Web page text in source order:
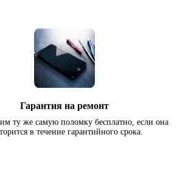
Гарантия на ремонт
ту же самую поломку бесплатно, если она
в течение гарантийного срока.